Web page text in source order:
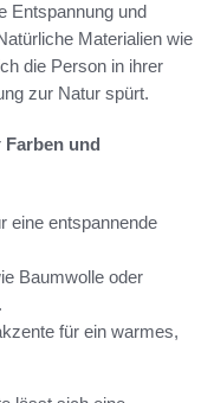
Entspannung und
Materialien wie
die Person in ihrer
zur Natur spürt.
Farben und
eine entspannende
Baumwolle oder
für ein warmes,